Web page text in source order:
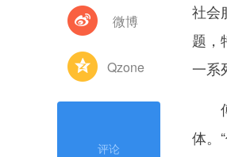
微博
Qzone
评论
社会
题，
一系
傅
体。